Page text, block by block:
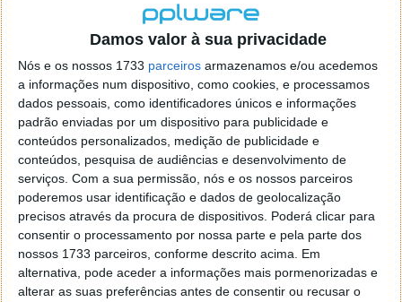
Damos valor à sua privacidade
Nós e os nossos 1733 parceiros armazenamos e/ou acedemos
a informações num dispositivo, como cookies, e processamos
dados pessoais, como identificadores únicos e informações
padrão enviadas por um dispositivo para publicidade e
conteúdos personalizados, medição de publicidade e
conteúdos, pesquisa de audiências e desenvolvimento de
serviços. Com a sua permissão, nós e os nossos parceiros
poderemos usar identificação e dados de geolocalização
precisos através da procura de dispositivos. Poderá clicar para
consentir o processamento por nossa parte e pela parte dos
nossos 1733 parceiros, conforme descrito acima. Em
alternativa, pode aceder a informações mais pormenorizadas e
alterar as suas preferências antes de consentir ou recusar o